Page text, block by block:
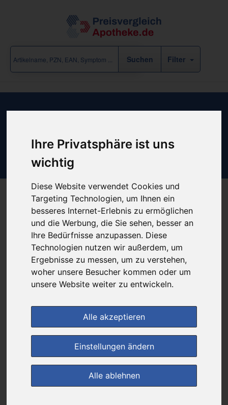
Ihre Privatsphäre ist uns
wichtig
Diese Website verwendet Cookies und
Targeting Technologien, um Ihnen ein
besseres Internet-Erlebnis zu ermöglichen
und die Werbung, die Sie sehen, besser an
Ihre Bedürfnisse anzupassen. Diese
Technologien nutzen wir außerdem, um
Ergebnisse zu messen, um zu verstehen,
woher unsere Besucher kommen oder um
unsere Website weiter zu entwickeln.
Alle akzeptieren
Einstellungen ändern
Alle ablehnen
Filter
Beruhigung & Entspannung" (5
Treffer)
« ‹ 1 › »
Filter anzeigen
Sortierung :
(0)